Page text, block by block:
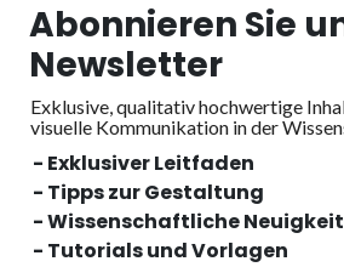
Abonnieren Sie
Newsletter
Exklusive, qualitativ hochwertige
visuelle Kommunikation in der
- Exklusiver Leitfaden
- Tipps zur Gestaltung
- Wissenschaftliche
- Tutorials und Vorlagen